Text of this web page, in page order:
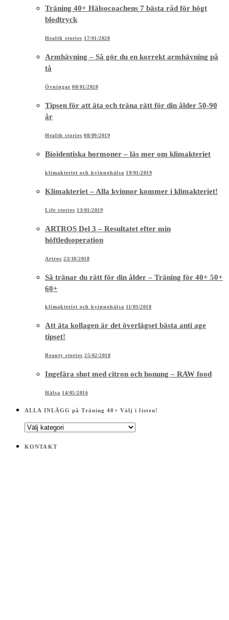
Träning 40+ Hälsocoachens 7 bästa råd för högt
blodtryck
Health stories 17/01/2020
Armhävning – Så gör du en korrekt armhävning på
tå
Övningar 08/01/2020
Tipsen för att äta och träna rätt för din ålder 50-90
år
Health stories 08/09/2019
Bioidentiska hormoner – läs mer om klimakteriet
klimakteriet och kvinnohälsa 19/01/2019
Klimakteriet – Alla kvinnor kommer i klimakteriet!
Life stories 13/01/2019
ARTROS Del 3 – Resultatet efter min
höftledsoperation
Artros 23/10/2018
Så tränar du rätt för din ålder – Träning för 40+ 50+
60+
klimakteriet och kvinnohälsa 11/03/2018
Att äta kollagen är det överlägset bästa anti age
tipset!
Beauty stories 25/02/2018
Ingefära shot med citron och honung – RAW food
Hälsa 14/05/2016
ALLA INLÄGG på Träning 40+ Välj i listen!
ALLA
på
KONTAKT